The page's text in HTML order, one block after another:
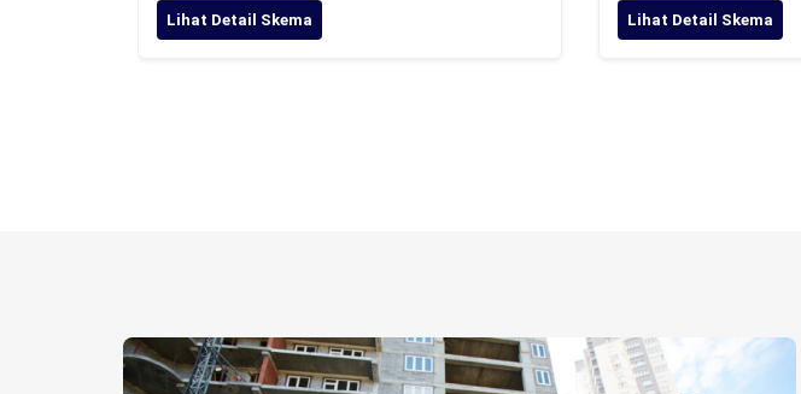
Lihat Detail Skema Lihat Detail Skema